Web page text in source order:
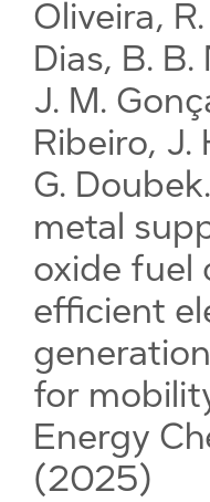
Oliveira,
Dias, B. B.
J. M.
Ribeiro, J.
G.
metal
oxide fuel
efficient
for
Energy
(2025)